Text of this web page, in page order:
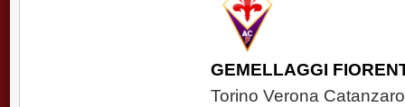
GEMELLAGGI
Torino Verona